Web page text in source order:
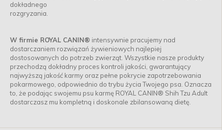
dokładnego
rozgryzania.
W firmie ROYAL CANIN® intensywnie pracujemy nad
dostarczaniem rozwiązań żywieniowych najlepiej
dostosowanych do potrzeb zwierząt. Wszystkie nasze produkty
przechodzą dokładny proces kontroli jakości, gwarantujący
najwyższą jakość karmy oraz pełne pokrycie zapotrzebowania
pokarmowego, odpowiednio do trybu życia Twojego psa. Oznacza
to, że podając swojemu psu karmę ROYAL CANIN® Shih Tzu Adult
dostarczasz mu kompletną i doskonale zbilansowaną dietę.